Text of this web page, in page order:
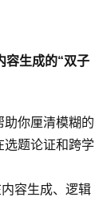
容生成的“双子
助你厘清模糊的
选题论证和跨学
容生成、逻辑